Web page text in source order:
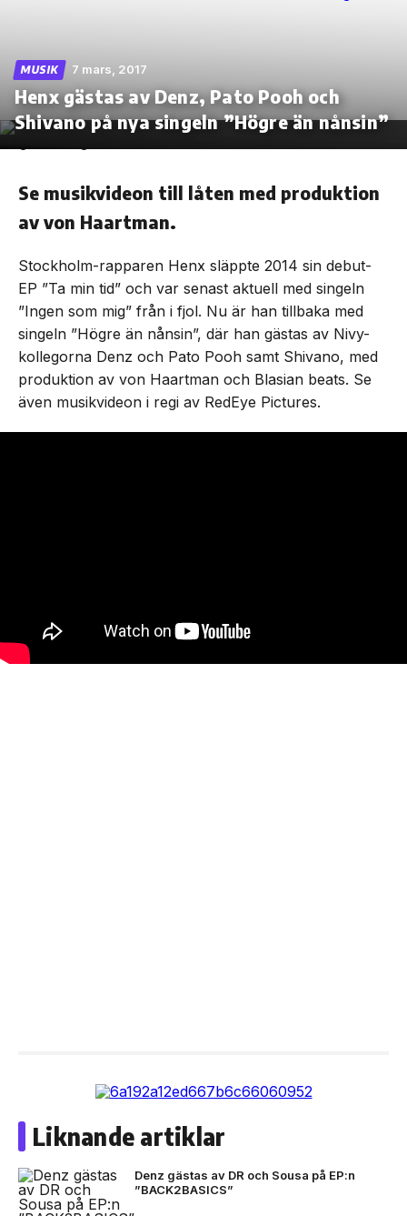
Skip
the
MUSIK 7 mars, 2017
Henx gästas av Denz, Pato Pooh och
Shivano på nya singeln ”Högre än nånsin”
Se musikvideon till låten med produktion
av von Haartman.
Stockholm-rapparen Henx släppte 2014 sin debut-
EP ”Ta min tid” och var senast aktuell med singeln
”Ingen som mig” från i fjol. Nu är han tillbaka med
singeln ”Högre än nånsin”, där han gästas av Nivy-
kollegorna Denz och Pato Pooh samt Shivano, med
produktion av von Haartman och Blasian beats. Se
även musikvideon i regi av RedEye Pictures.
Liknande artiklar
Denz gästas av DR och Sousa på EP:n
”BACK2BASICS”